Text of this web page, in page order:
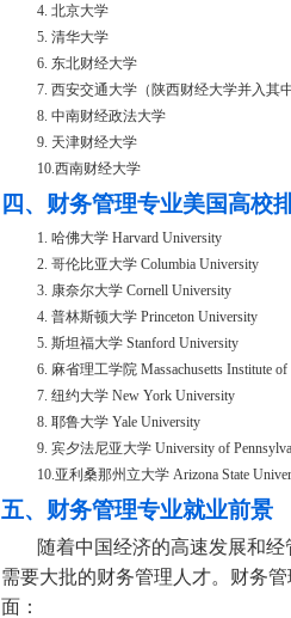
4. 北京大学
5. 清华大学
6. 东北财经大学
7. 西安交通大学（陕西财经大学并入其
8. 中南财经政法大学
9. 天津财经大学
10.西南财经大学
四、财务管理专业美国高校
1. 哈佛大学 Harvard University
2. 哥伦比亚大学 Columbia University
3. 康奈尔大学 Cornell University
4. 普林斯顿大学 Princeton University
5. 斯坦福大学 Stanford University
6. 麻省理工学院 Massachusetts Institute of
7. 纽约大学 New York University
8. 耶鲁大学 Yale University
9. 宾夕法尼亚大学 University of
10.亚利桑那州立大学 Arizona State
五、财务管理专业就业前景
随着中国经济的高速发展和
需要大批的财务管理人才。财务
面：